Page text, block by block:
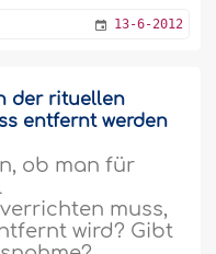
13-6-2012
der rituellen
entfernt werden
ob man für
muss,
wird? Gibt